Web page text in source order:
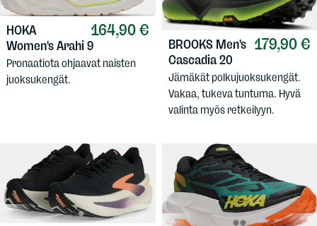
164,90 €
HOKA
Women's Arahi 9
Pronaatiota ohjaavat naisten
juoksukengät.
179,90 €
BROOKS Men's
Cascadia 20
Jämäkät polkujuoksukengät.
Vakaa, tukeva tuntuma. Hyvä
valinta myös retkeilyyn.